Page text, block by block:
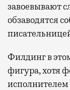
завоевывают
обзаводятся
Филдинг в
фигура, хотя
исполнителем